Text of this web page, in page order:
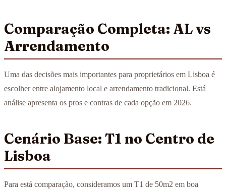
Comparação Completa: AL vs
Arrendamento
Uma das decisões mais importantes para proprietários em Lisboa é
escolher entre alojamento local e arrendamento tradicional. Está
análise apresenta os pros e contras de cada opção em 2026.
Cenário Base: T1 no Centro de
Lisboa
Para está comparação, consideramos um T1 de 50m2 em boa